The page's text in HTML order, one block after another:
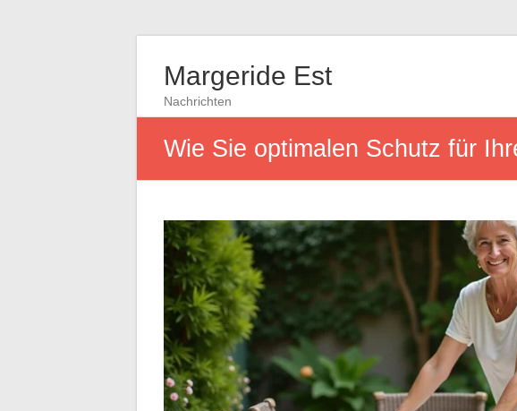
Margeride Est
Nachrichten
Wie Sie optimalen Schutz für